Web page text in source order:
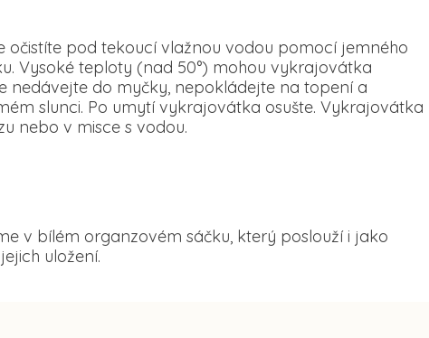
očistíte pod tekoucí vlažnou vodou pomocí jemného
Vysoké teploty (nad 50°) mohou vykrajovátka
nedávejte do myčky, nepokládejte na topení a
slunci. Po umytí vykrajovátka osušte. Vykrajovátka
nebo v misce s vodou.
v bílém organzovém sáčku, který poslouží i jako
uložení.